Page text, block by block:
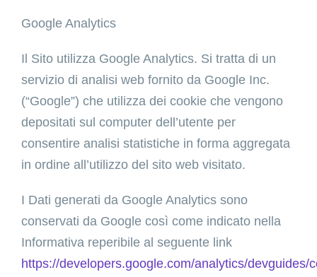
Google Analytics
Il Sito utilizza Google Analytics. Si tratta di un
servizio di analisi web fornito da Google Inc.
(“Google”) che utilizza dei cookie che vengono
depositati sul computer dell’utente per
consentire analisi statistiche in forma aggregata
in ordine all’utilizzo del sito web visitato.
I Dati generati da Google Analytics sono
conservati da Google così come indicato nella
Informativa reperibile al seguente link
https://developers.google.com/analytics/devguides/